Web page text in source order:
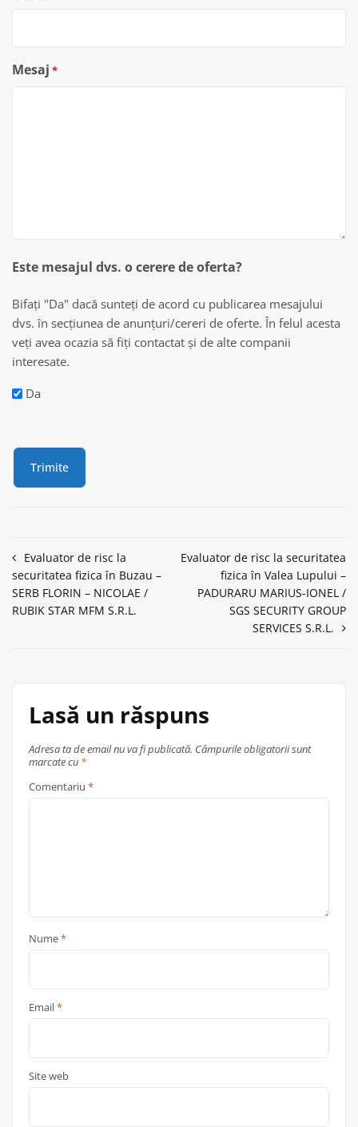
Mesaj *
Este mesajul dvs. o cerere de oferta?
Bifați "Da" dacă sunteți de acord cu publicarea mesajului
dvs. în secțiunea de anunțuri/cereri de oferte. În felul acesta
veți avea ocazia să fiți contactat și de alte companii
interesate.
Da
Navigare
în
articole
Evaluator de risc la
securitatea fizica în Buzau –
SERB FLORIN – NICOLAE /
RUBIK STAR MFM S.R.L.
Evaluator de risc la securitatea
fizica în Valea Lupului –
PADURARU MARIUS-IONEL /
SGS SECURITY GROUP
SERVICES S.R.L.
Lasă un răspuns
Adresa ta de email nu va fi publicată. Câmpurile obligatorii sunt
marcate cu *
Comentariu *
Nume*
Email*
Site web